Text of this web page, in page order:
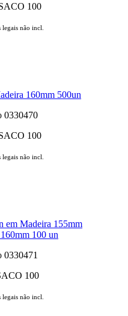
100
legais não incl.
160mm 500un
0330470
100
legais não incl.
em Madeira 155mm
100 un
0330471
100
legais não incl.